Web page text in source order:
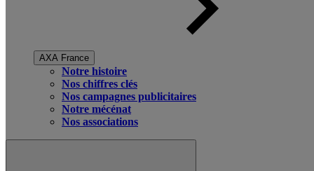
AXA France
Notre histoire
Nos chiffres clés
Nos campagnes publicitaires
Notre mécénat
Nos associations